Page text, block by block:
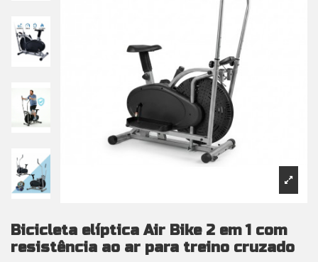
Bicicleta elíptica Air Bike 2 em 1 com
resistência ao ar para treino cruzado